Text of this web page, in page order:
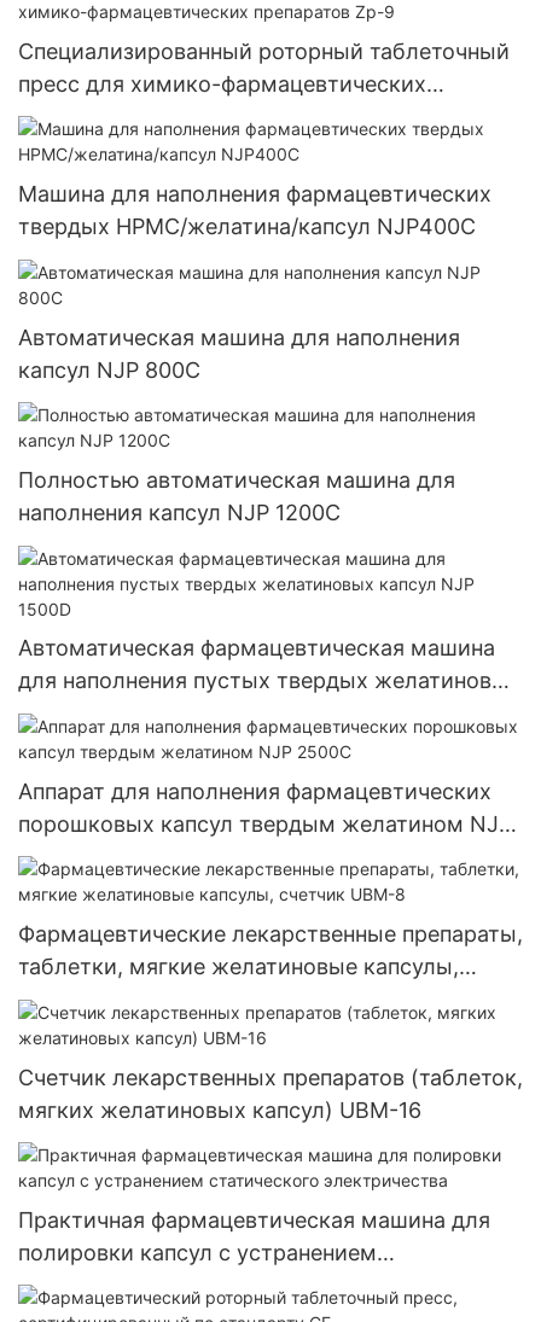
Специализированный роторный таблеточный
пресс для химико-фармацевтических
препаратов Zp-9
Машина для наполнения фармацевтических
твердых HPMC/желатина/капсул NJP400C
Автоматическая машина для наполнения
капсул NJP 800C
Полностью автоматическая машина для
наполнения капсул NJP 1200C
Автоматическая фармацевтическая машина
для наполнения пустых твердых желатиновых
капсул NJP 1500D
Аппарат для наполнения фармацевтических
порошковых капсул твердым желатином NJP
2500C
Фармацевтические лекарственные препараты,
таблетки, мягкие желатиновые капсулы,
счетчик UBM-8
Счетчик лекарственных препаратов (таблеток,
мягких желатиновых капсул) UBM-16
Практичная фармацевтическая машина для
полировки капсул с устранением
статического электричества